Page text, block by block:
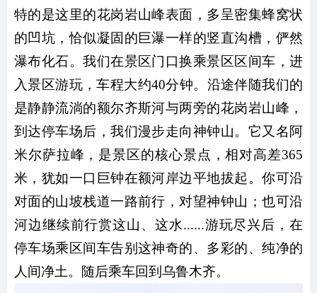
特的是这里的花岗岩山峰表面，多呈密集蜂窝状
的凹坑，恰似凝固的巨瀑一样的竖直沟槽，俨然
瀑布化石。我们在景区门口换乘景区区间车，进
入景区游玩，车程大约40分钟。沿途伴随我们的
是静静流淌的额尔齐斯河与两旁的花岗岩山峰，
到达停车场后，我们漫步走向神钟山。它又名阿
米尔萨拉峰，是景区的核心景点，相对高差365
米，犹如一口巨钟在额河岸边平地拔起。你可沿
对面的山坡栈道一路前行，对望神钟山；也可沿
河边继续前行赏这山、这水......游玩尽兴后，在
停车场乘区间车告别这神奇的、多彩的、纯净的
人间净土。随后乘车回到乌鲁木齐。